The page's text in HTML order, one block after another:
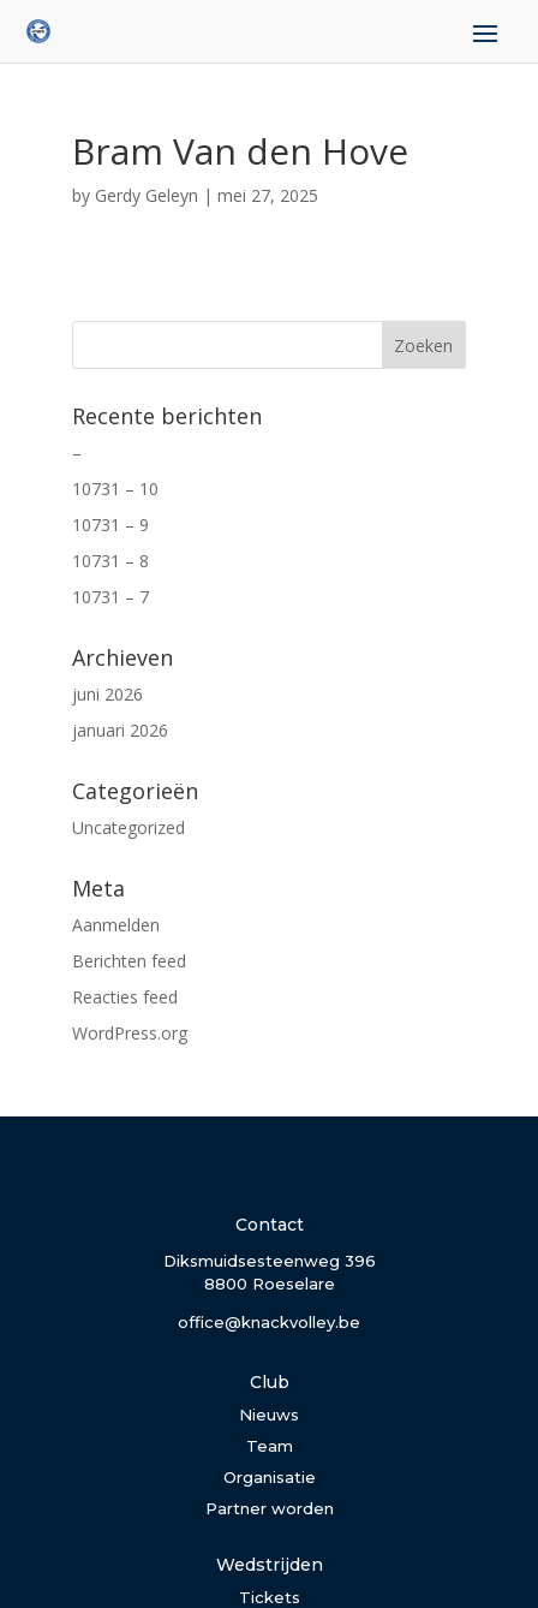
Bram Van den Hove
by Gerdy Geleyn | mei 27, 2025
Recente berichten
–
10731 – 10
10731 – 9
10731 – 8
10731 – 7
Archieven
juni 2026
januari 2026
Categorieën
Uncategorized
Meta
Aanmelden
Berichten feed
Reacties feed
WordPress.org
Contact
Diksmuidsesteenweg 396
8800 Roeselare
office@knackvolley.be
Club
Nieuws
Team
Organisatie
Partner worden
Wedstrijden
Tickets